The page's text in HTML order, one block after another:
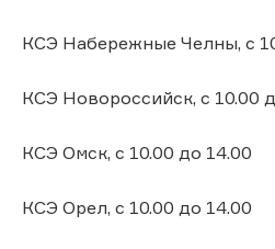
КСЭ Набережные Челны, с
КСЭ Новороссийск, с 10.00
КСЭ Омск, с 10.00 до 14.00
КСЭ Орел, с 10.00 до 14.00